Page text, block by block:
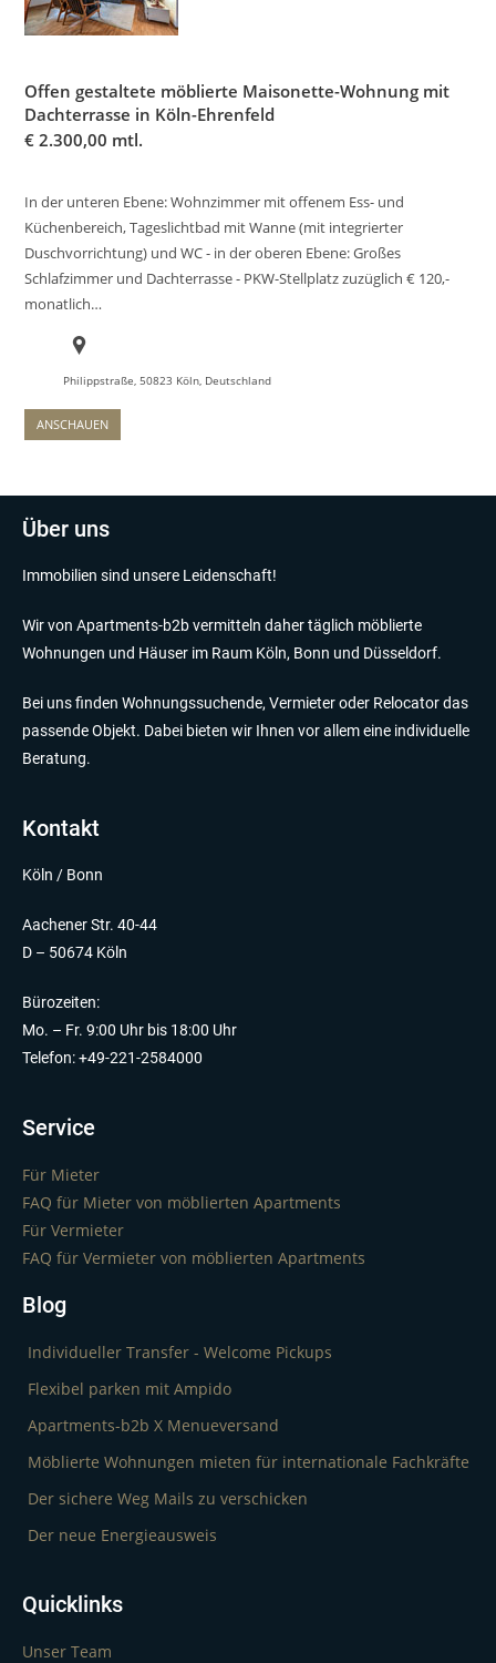
Offen gestaltete möblierte Maisonette-Wohnung mit
Dachterrasse in Köln-Ehrenfeld
€ 2.300,00 mtl.
In der unteren Ebene: Wohnzimmer mit offenem Ess- und
Küchenbereich, Tageslichtbad mit Wanne (mit integrierter
Duschvorrichtung) und WC - in der oberen Ebene: Großes
Schlafzimmer und Dachterrasse - PKW-Stellplatz zuzüglich € 120,-
monatlich…
Philippstraße, 50823 Köln, Deutschland
ANSCHAUEN
Über uns
Immobilien sind unsere Leidenschaft!
Wir von Apartments-b2b vermitteln daher täglich möblierte
Wohnungen und Häuser im Raum Köln, Bonn und Düsseldorf.
Bei uns finden Wohnungssuchende, Vermieter oder Relocator das
passende Objekt. Dabei bieten wir Ihnen vor allem eine individuelle
Beratung.
Kontakt
Köln / Bonn
Aachener Str. 40-44
D – 50674 Köln
Bürozeiten:
Mo. – Fr. 9:00 Uhr bis 18:00 Uhr
Telefon: +49-221-2584000
Service
Für Mieter
FAQ für Mieter von möblierten Apartments
Für Vermieter
FAQ für Vermieter von möblierten Apartments
Blog
Individueller Transfer - Welcome Pickups
Flexibel parken mit Ampido
Apartments-b2b X Menueversand
Möblierte Wohnungen mieten für internationale Fachkräfte
Der sichere Weg Mails zu verschicken
Der neue Energieausweis
Quicklinks
Unser Team